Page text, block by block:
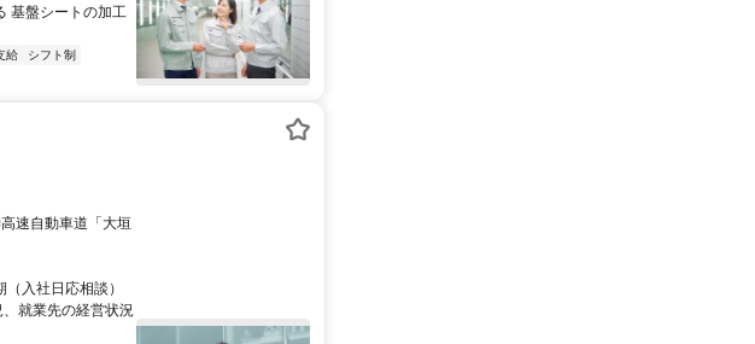
基盤シートの加工
給
シフト制
速自動車道「大垣
入社日応相談）
就業先の経営状況